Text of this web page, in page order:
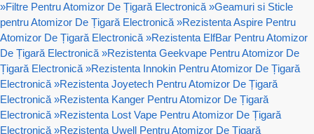
»Filtre Pentru Atomizor De Țigară Electronică »Geamuri si Sticle
pentru Atomizor De Țigară Electronică »Rezistenta Aspire Pentru
Atomizor De Țigară Electronică »Rezistenta ElfBar Pentru Atomizor
De Țigară Electronică »Rezistenta Geekvape Pentru Atomizor De
Țigară Electronică »Rezistenta Innokin Pentru Atomizor De Țigară
Electronică »Rezistenta Joyetech Pentru Atomizor De Țigară
Electronică »Rezistenta Kanger Pentru Atomizor De Țigară
Electronică »Rezistenta Lost Vape Pentru Atomizor De Țigară
Electronică »Rezistenta Uwell Pentru Atomizor De Țigară